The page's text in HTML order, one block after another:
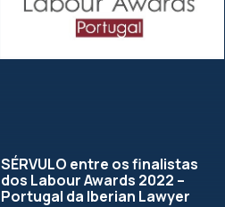
SÉRVULO entre os finalistas
dos Labour Awards 2022 –
Portugal da Iberian Lawyer